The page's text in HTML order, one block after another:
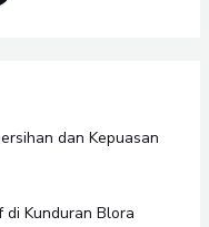
dan Kepuasan
di Kunduran Blora